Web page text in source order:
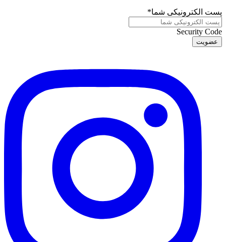
پست الکترونیکی شما*
Security Code